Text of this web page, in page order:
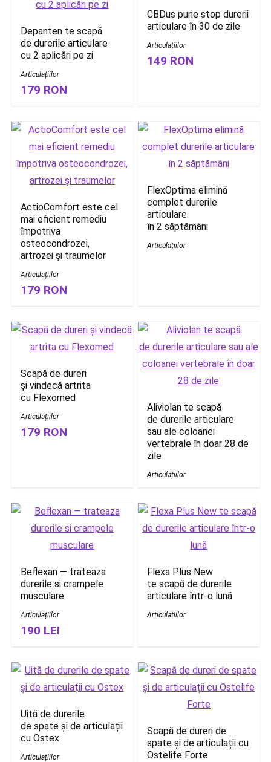
Depanten te scapă
de durerile articulare
cu 2 aplicări pe zi
Articulațiilor
179 RON
CBDus pune stop durerii
articulare în 30 de zile
Articulațiilor
149 RON
ActioComfort este cel
mai eficient remediu
împotriva
osteocondrozei,
artrozei şi traumelor
Articulațiilor
179 RON
FlexOptima elimină
complet durerile
articulare
în 2 săptămâni
Articulațiilor
Scapă de dureri
și vindecă artrita
cu Flexomed
Articulațiilor
179 RON
Aliviolan te scapă
de durerile articulare
sau ale coloanei
vertebrale în doar 28 de
zile
Articulațiilor
Beflexan — trateaza
durerile si crampele
musculare
Articulațiilor
190 LEI
Flexa Plus New
te scapă de durerile
articulare într-o lună
Articulațiilor
Uită de durerile
de spate și de articulații
cu Ostex
Articulațiilor
Scapă de dureri de
spate și de articulații cu
Ostelife Forte